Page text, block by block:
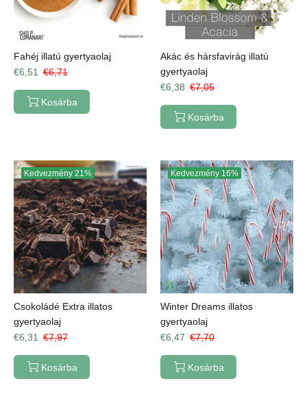
Fahéj illatú gyertyaolaj
€6,51
€6,71
Kosárba
Akác és hársfavirág illatú
gyertyaolaj
€6,38 €7,05
Kosárba
Kedvezmény 21%
Csokoládé Extra illatos
gyertyaolaj
€6,31
€7,97
Kosárba
Kedvezmény 16%
Winter Dreams illatos
gyertyaolaj
€6,47 €7,70
Kosárba